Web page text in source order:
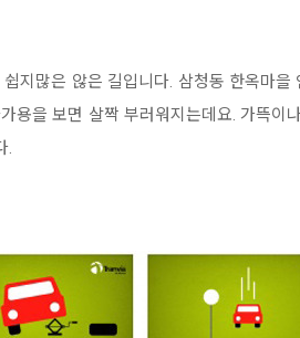
지많은 않은 길입니다. 삼청동 한옥마
용을 보면 살짝 부러워지는데요. 가뜩이
.